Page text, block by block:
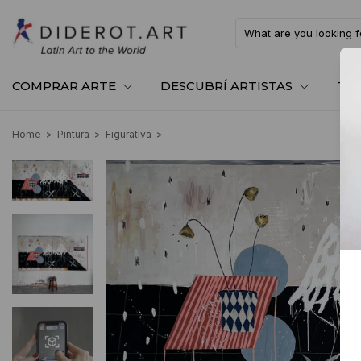
COMPRAR ARTE DESCUBRÍ ARTISTAS TE
Home > Pintura > Figurativa >